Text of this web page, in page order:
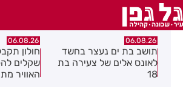
06.08.26
תושב בת ים נעצר בחשד
לאונס אלים של צעירה בת
18
06.08.26
שקלים
האוויר